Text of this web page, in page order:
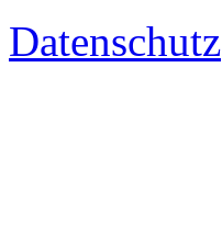
Datenschutz